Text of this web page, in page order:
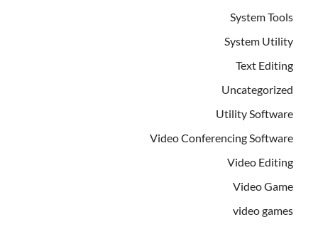
System Tools
System Utility
Text Editing
Uncategorized
Utility Software
Video Conferencing Software
Video Editing
Video Game
video games